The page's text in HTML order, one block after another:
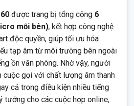
được trang bị tổng cộng 6
mỗi bên), kết hợp công nghệ
độc quyền, giúp tối ưu hóa
tạp âm từ môi trường bên ngoài
ồn văn phòng. Nhờ vậy, người
cuộc gọi với chất lượng âm thanh
cả trong điều kiện nhiều tiếng
tưởng cho các cuộc họp online,